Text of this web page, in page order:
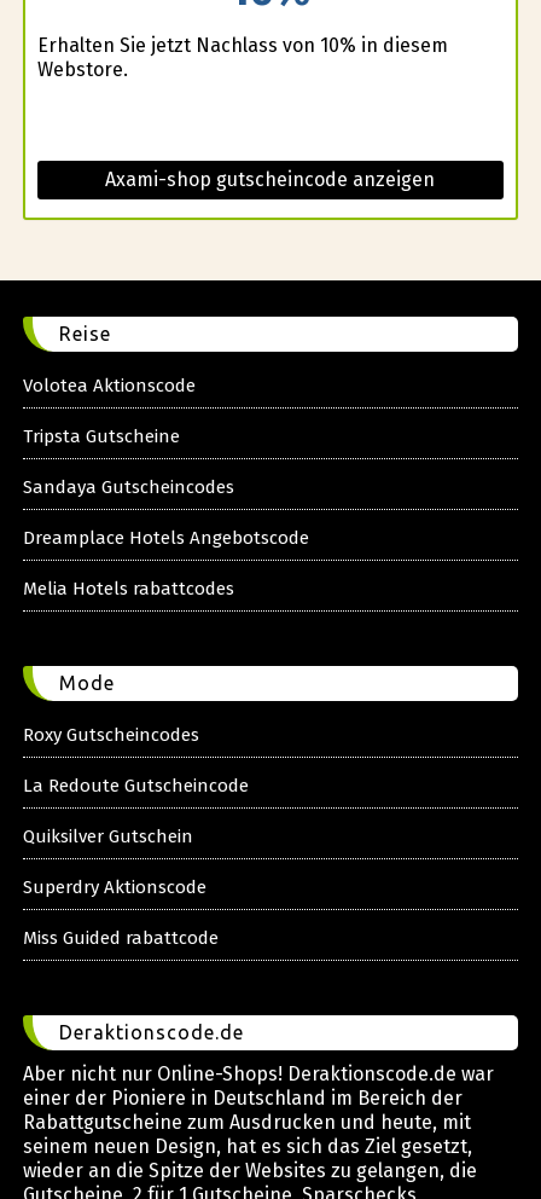
Erhalten Sie jetzt Nachlass von 10% in diesem
Webstore.
Axami-shop gutscheincode anzeigen
Reise
Volotea Aktionscode
Tripsta Gutscheine
Sandaya Gutscheincodes
Dreamplace Hotels Angebotscode
Melia Hotels rabattcodes
Mode
Roxy Gutscheincodes
La Redoute Gutscheincode
Quiksilver Gutschein
Superdry Aktionscode
Miss Guided rabattcode
Deraktionscode.de
Aber nicht nur Online-Shops! Deraktionscode.de war
einer der Pioniere in Deutschland im Bereich der
Rabattgutscheine zum Ausdrucken und heute, mit
seinem neuen Design, hat es sich das Ziel gesetzt,
wieder an die Spitze der Websites zu gelangen, die
Gutscheine, 2 für 1 Gutscheine, Sparschecks,